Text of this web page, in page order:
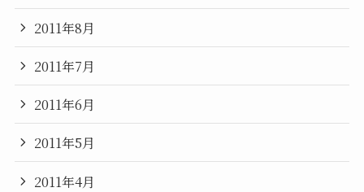
2011年8月
2011年7月
2011年6月
2011年5月
2011年4月